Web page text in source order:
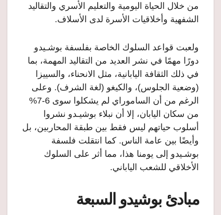
من خلال الحياة اليومية والتعليم الأسري والتقاليد
الشفهية وأخلاقيات الأسرة لدى الأسلاف.
ولعبت قواعد السلوك الخاصة بفلسفة بوشـيدو
دورًا مهمًا في نشر العديد من التقاليد المهمة، بما
في ذلك الثقافة اليابانية، مثل الانحناء، والسييزا
(وضعية الجلوس)، والكيغو (لغة الشرف). وعلى
الرغم من أن الساموراي لم يشكلوا سوى 6-7%
من سكان اليابان، إلا أن نبلاء بوشيـدو نشروا
أسلوب حياتهم ليس فقط بين طبقة المحاربين، بل
وأيضًا بين عامة الناس. كما انتقلت فلسفة
بوشـيدو إلى يومنا هذا، مما أثر على السلوك
الأخلاقي للشعب الياباني.
مبادئ بوشيدو السبعة